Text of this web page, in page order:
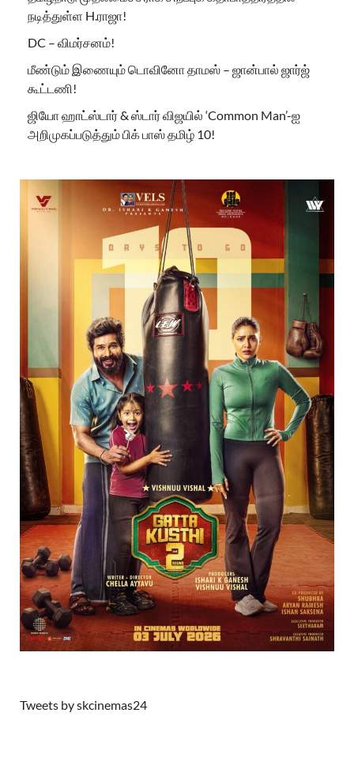
நடித்துள்ள H.ராஜா!
DC – விமர்சனம்!
மீண்டும் இணையும் டொவினோ தாமஸ் – ஜான்பால் ஜார்ஜ்
கூட்டணி!
ஜியோ ஹாட்ஸ்டார் & ஸ்டார் விஜயில் ‘Common Man’-ஐ
அறிமுகப்படுத்தும் பிக் பாஸ் தமிழ் 10!
Tweets by skcinemas24